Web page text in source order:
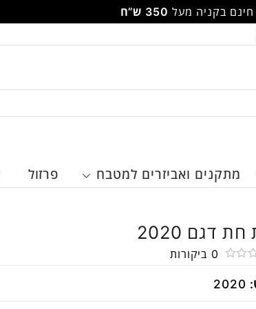
מתקנים ואביזרים למטבח פרזול
בקניה מעל 350 ש”ח
דגם 2020
0 ביקורות
2020